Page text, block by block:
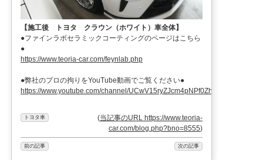
【施工後 トヨタ クラウン（ホワイト）車全体】
●ファインラボセラミックコーティングのページはこちら
●
https://www.teoria-car.com/feynlab.php
●弊社のプロの拘りをYouTube動画でご覧ください●
https://www.youtube.com/channel/UCwV15ryZJcm4pNPf0ZhXu9g
トヨタ車 (当記事のURL https://www.teoria-
car.com/blog.php?bno=8555)
前の記事 次の記事